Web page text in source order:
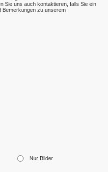
Sie uns auch kontaktieren, falls Sie ein
Bemerkungen zu unserem
Nur Bilder